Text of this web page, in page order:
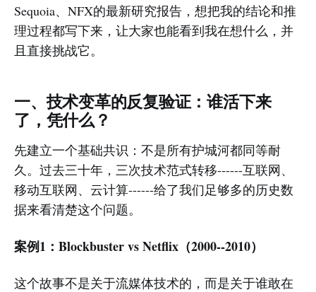
Sequoia、NFX的最新研究报告，想把我的结论和推
理过程都写下来，让大家也能看到我在想什么，并
且直接挑战它。
一、技术变革的反复验证：谁活下来
了，凭什么？
先建立一个基础共识：不是所有护城河都同等耐
久。过去三十年，三次技术范式转移------互联网、
移动互联网、云计算------给了我们足够多的历史数
据来看清楚这个问题。
案例1：Blockbuster vs Netflix（2000--2010）
这个故事不是关于流媒体技术的，而是关于谁敢在